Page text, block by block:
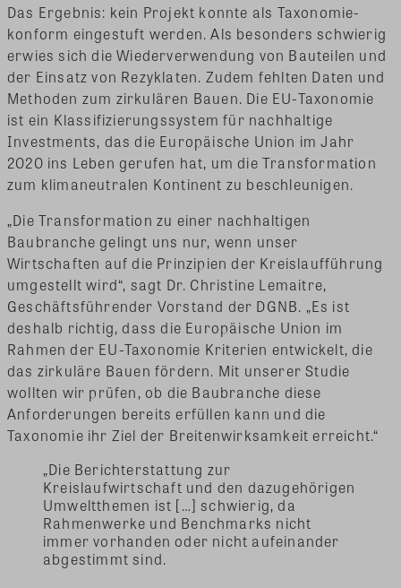
Das Ergebnis: kein Projekt konnte als Taxonomie-
konform eingestuft werden. Als besonders schwierig
erwies sich die Wiederverwendung von Bauteilen und
der Einsatz von Rezyklaten. Zudem fehlten Daten und
Methoden zum zirkulären Bauen. Die EU-Taxonomie
ist ein Klassifizierungssystem für nachhaltige
Investments, das die Europäische Union im Jahr
2020 ins Leben gerufen hat, um die Transformation
zum klimaneutralen Kontinent zu beschleunigen.
„Die Transformation zu einer nachhaltigen
Baubranche gelingt uns nur, wenn unser
Wirtschaften auf die Prinzipien der Kreislaufführung
umgestellt wird“, sagt Dr. Christine Lemaitre,
Geschäftsführender Vorstand der DGNB. „Es ist
deshalb richtig, dass die Europäische Union im
Rahmen der EU-Taxonomie Kriterien entwickelt, die
das zirkuläre Bauen fördern. Mit unserer Studie
wollten wir prüfen, ob die Baubranche diese
Anforderungen bereits erfüllen kann und die
Taxonomie ihr Ziel der Breitenwirksamkeit erreicht.“
„Die Berichterstattung zur
Kreislaufwirtschaft und den dazugehörigen
Umweltthemen ist […] schwierig, da
Rahmenwerke und Benchmarks nicht
immer vorhanden oder nicht aufeinander
abgestimmt sind.